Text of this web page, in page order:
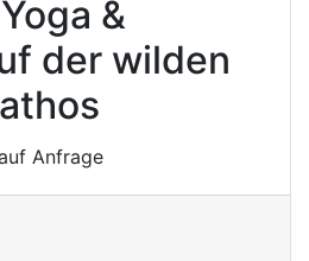
&
der wilden
Anfrage